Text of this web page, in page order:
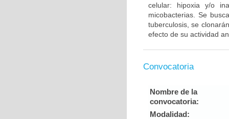
celular: hipoxia y/o
micobacterias. Se
tuberculosis, se
efecto de su actividad
Convocatoria
Nombre de la
convocatoria:
Modalidad: